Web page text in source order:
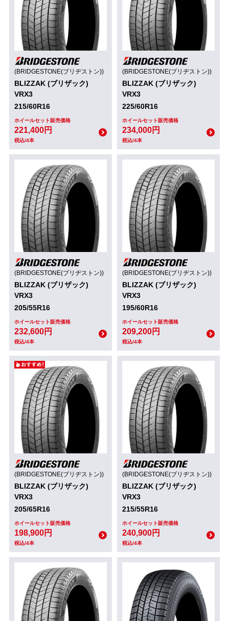
(BRIDGESTONE(ブリヂストン))
BLIZZAK (ブリザック)
VRX3
215/60R16
ホイールセット販売価格
221,400円
税込/4本
(BRIDGESTONE(ブリヂストン))
BLIZZAK (ブリザック)
VRX3
225/60R16
ホイールセット販売価格
234,000円
税込/4本
(BRIDGESTONE(ブリヂストン))
BLIZZAK (ブリザック)
VRX3
205/55R16
ホイールセット販売価格
232,600円
税込/4本
(BRIDGESTONE(ブリヂストン))
BLIZZAK (ブリザック)
VRX3
195/60R16
ホイールセット販売価格
209,200円
税込/4本
(BRIDGESTONE(ブリヂストン))
BLIZZAK (ブリザック)
VRX3
205/65R16
ホイールセット販売価格
198,900円
税込/4本
(BRIDGESTONE(ブリヂストン))
BLIZZAK (ブリザック)
VRX3
215/55R16
ホイールセット販売価格
240,900円
税込/4本